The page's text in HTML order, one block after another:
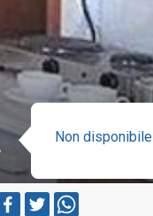
Non disponibile